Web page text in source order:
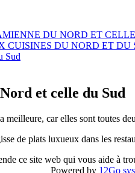
DU NORD ET
CUISINES DU NORD ET DU
Sud
et celle du Sud
car elles sont toutes
de plats luxueux dans les
ce site web qui vous aide à
Powered by 12Go